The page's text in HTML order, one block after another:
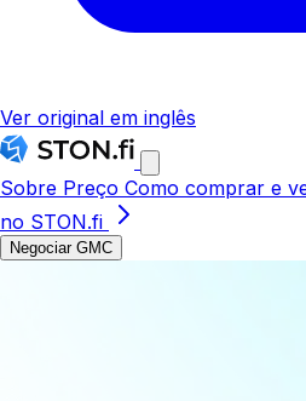
Ver original em inglês
Sobre Preço Como comprar e
no STON.fi
Negociar GMC